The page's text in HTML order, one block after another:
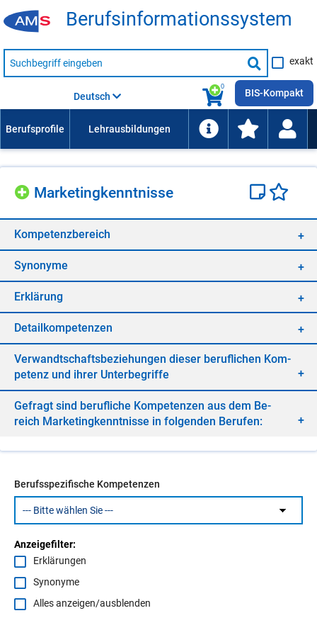
Be­rufs­in­for­ma­ti­ons­sys­tem
Suche
nach
Suche
starten
exakt
0
Deutsch BIS-Kompakt
Mar­ke­ting­kennt­nis­se
Kom­pe­tenz­be­reich
Syn­ony­me
Er­klä­rung
De­tail­kom­pe­ten­zen
Ver­wandt­schafts­be­zie­hun­gen die­ser be­ruf­li­chen Kom­
pe­tenz und ih­rer Un­ter­be­grif­fe
Ge­fragt sind be­ruf­li­che Kom­pe­ten­zen aus dem Be­
reich Mar­ke­ting­kennt­nis­se in fol­gen­den Be­ru­fen:
Berufsspezifische Kompetenzen
Anzeigefilter:
Erklärungen
Synonyme
Alles anzeigen/ausblenden